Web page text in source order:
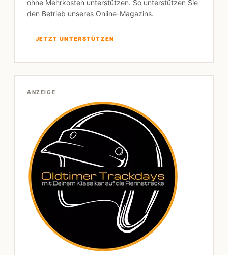
ohne Mehrkosten unterstützen. So unterstützen Sie
den Betrieb unseres Online-Magazins.
JETZT UNTERSTÜTZEN
ANZEIGE